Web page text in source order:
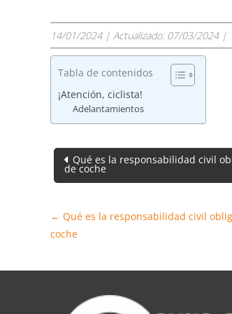
14/01/2024 | Actualizado: 07/03/2024 |
Tabla de contenidos
¡Atención, ciclista!
Adelantamientos
Navegación
de
entradas
Qué es la responsabilidad civil
de coche
← Qué es la responsabilidad civil
coche